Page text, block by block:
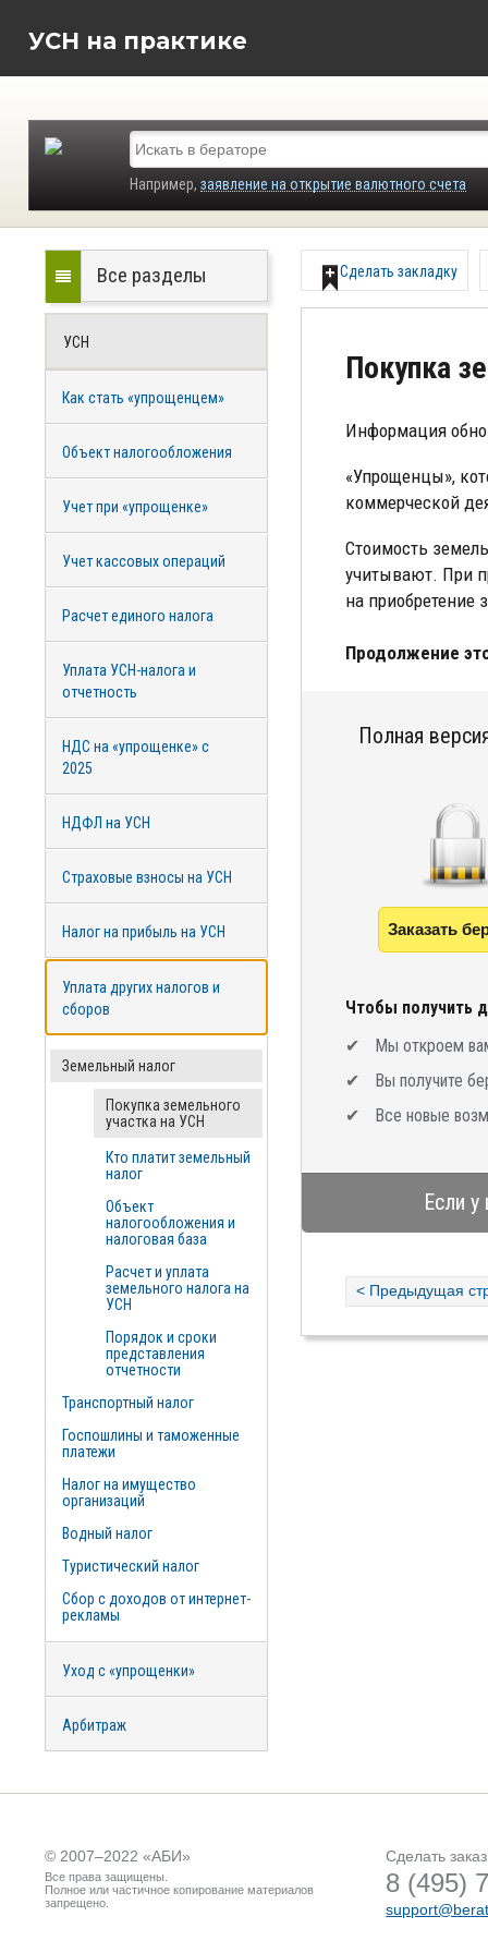
УСН на практике
Например, заявление на открытие валютного счета
Сделать закладку
Покупка
Информация
«Упрощенцы»,
коммерческой
Стоимость
учитывают. При
на приобретение
Продолжение
Полная
Заказать
Чтобы получить
Мы откроем
Вы получите
Все новые
Если
< Предыдущая
Все разделы
УСН
Как стать «упрощенцем»
Объект налогообложения
Учет при «упрощенке»
Учет кассовых операций
Расчет единого налога
Уплата УСН-налога и
отчетность
НДС на «упрощенке» с
2025
НДФЛ на УСН
Страховые взносы на УСН
Налог на прибыль на УСН
Уплата других налогов и
сборов
Земельный налог
Покупка земельного
участка на УСН
Кто платит земельный
налог
Объект
налогообложения и
налоговая база
Расчет и уплата
земельного налога на
УСН
Порядок и сроки
представления
отчетности
Транспортный налог
Госпошлины и таможенные
платежи
Налог на имущество
организаций
Водный налог
Туристический налог
Сбор с доходов от интернет-
рекламы
Уход с «упрощенки»
Арбитраж
© 2007–2022 «АБИ»
Все права защищены.
Полное или частичное копирование материалов
запрещено.
Сделать
8 (495)